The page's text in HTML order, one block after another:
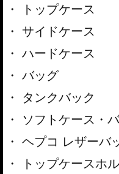
トップケース
サイドケース
ハードケース
バッグ
タンクバック
ソフトケース・
ヘプコ レザーバ
トップケースホ